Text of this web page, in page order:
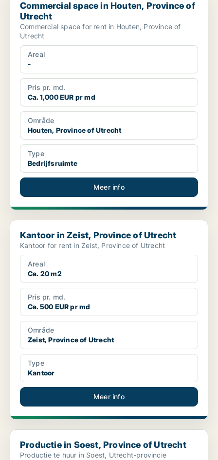
Commercial space in Houten, Province of
Utrecht
Commercial space for rent in Houten, Province of
Utrecht
Areal
-
Pris pr. md.
Ca. 1,000 EUR pr md
Område
Houten, Province of Utrecht
Type
Bedrijfsruimte
Meer info
Kantoor in Zeist, Province of Utrecht
Kantoor in Zeist, Province of Utrecht
Kantoor for rent in Zeist, Province of Utrecht
Areal
Ca. 20 m2
Pris pr. md.
Ca. 500 EUR pr md
Område
Zeist, Province of Utrecht
Type
Kantoor
Meer info
Productie in Soest, Province of Utrecht
Productie in Soest, Province of Utrecht
Productie te huur in Soest, Utrecht-provincie